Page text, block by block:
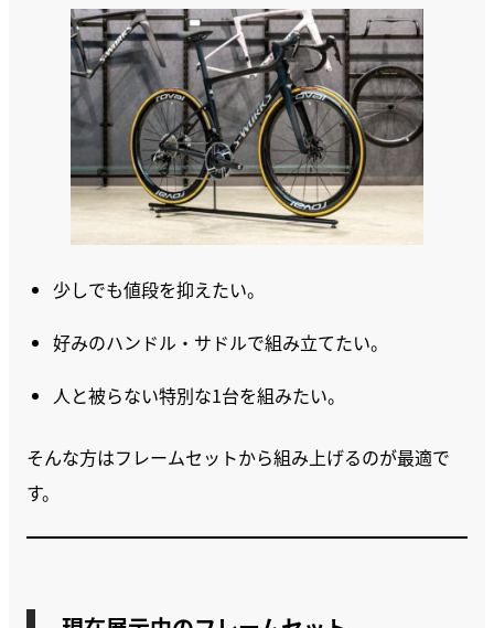
少しでも値段を抑えたい。
好みのハンドル・サドルで組み立てたい。
人と被らない特別な1台を組みたい。
そんな方はフレームセットから組み上げるのが最適で
す。